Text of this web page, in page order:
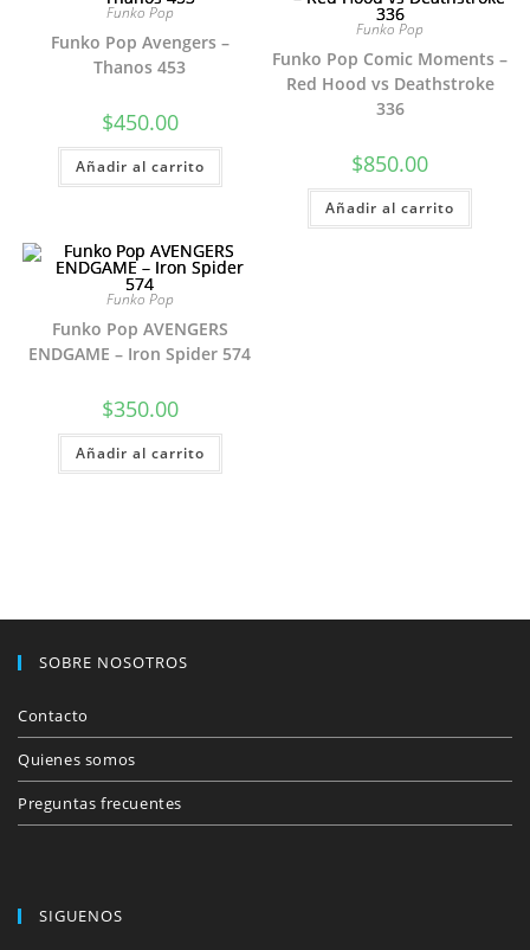
Funko Pop
Funko Pop Avengers –
Thanos 453
$450.00
Añadir al carrito
Funko Pop
Funko Pop Comic Moments –
Red Hood vs Deathstroke
336
$850.00
Añadir al carrito
Funko Pop
Funko Pop AVENGERS
ENDGAME – Iron Spider 574
$350.00
Añadir al carrito
SOBRE NOSOTROS
Contacto
Quienes somos
Preguntas frecuentes
SIGUENOS